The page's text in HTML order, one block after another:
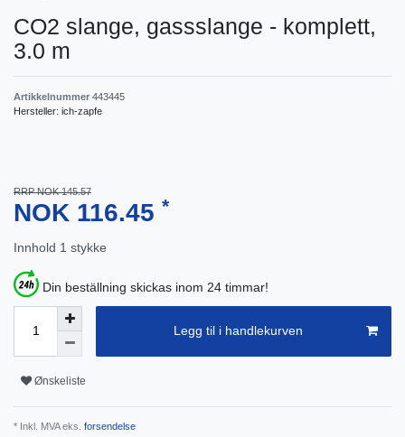
CO2 slange, gassslange - komplett,
3.0 m
Artikkelnummer 443445
Hersteller: ich-zapfe
RRP NOK 145.57
NOK 116.45 *
Innhold 1 stykke
Din beställning skickas inom 24 timmar!
Legg til i handlekurven
Ønskeliste
* Inkl. MVA eks. forsendelse